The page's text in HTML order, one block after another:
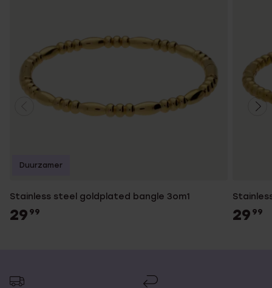
Stainless steel goldplated bangle 3om1
29 99
Duurzamer
29 99